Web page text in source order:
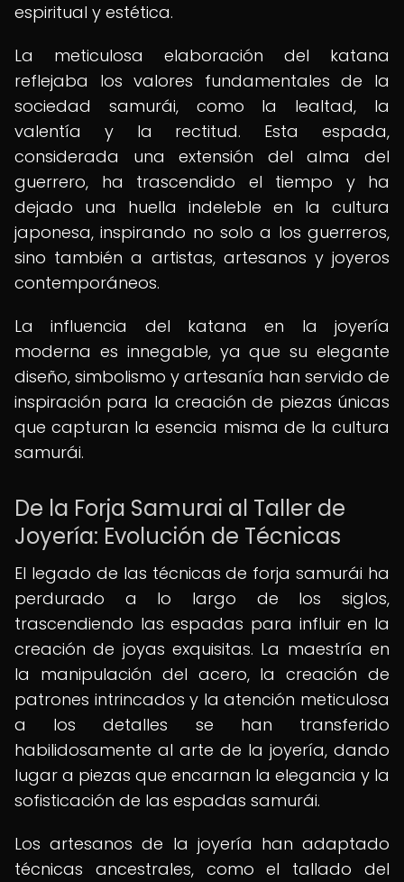
espiritual y estética.
La meticulosa elaboración del katana
reflejaba los valores fundamentales de la
sociedad samurái, como la lealtad, la
valentía y la rectitud. Esta espada,
considerada una extensión del alma del
guerrero, ha trascendido el tiempo y ha
dejado una huella indeleble en la cultura
japonesa, inspirando no solo a los guerreros,
sino también a artistas, artesanos y joyeros
contemporáneos.
La influencia del katana en la joyería
moderna es innegable, ya que su elegante
diseño, simbolismo y artesanía han servido de
inspiración para la creación de piezas únicas
que capturan la esencia misma de la cultura
samurái.
De la Forja Samurai al Taller de
Joyería: Evolución de Técnicas
El legado de las técnicas de forja samurái ha
perdurado a lo largo de los siglos,
trascendiendo las espadas para influir en la
creación de joyas exquisitas. La maestría en
la manipulación del acero, la creación de
patrones intrincados y la atención meticulosa
a los detalles se han transferido
habilidosamente al arte de la joyería, dando
lugar a piezas que encarnan la elegancia y la
sofisticación de las espadas samurái.
Los artesanos de la joyería han adaptado
técnicas ancestrales, como el tallado del